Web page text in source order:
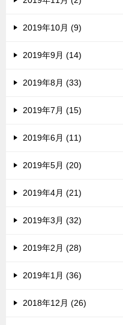
2019年10月 (9)
2019年9月 (14)
2019年8月 (33)
2019年7月 (15)
2019年6月 (11)
2019年5月 (20)
2019年4月 (21)
2019年3月 (32)
2019年2月 (28)
2019年1月 (36)
2018年12月 (26)